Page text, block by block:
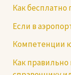
Как
Если в
Компетенции
Как